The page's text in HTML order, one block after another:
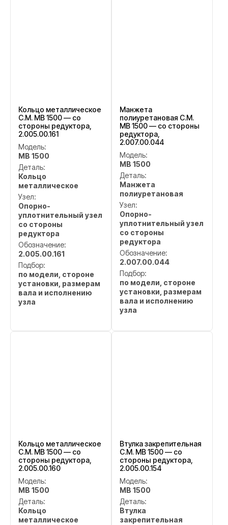
Кольцо металлическое
C.M. MB 1500 — со
стороны редуктора,
2.005.00.161
Модель:
MB 1500
Деталь:
Кольцо
металлическое
Узел:
Опорно-
уплотнительный узел
со стороны
редуктора
Обозначение:
2.005.00.161
Подбор:
по модели, стороне
установки, размерам
вала и исполнению
узла
Манжета
полиуретановая C.M.
MB 1500 — со стороны
редуктора,
2.007.00.044
Модель:
MB 1500
Деталь:
Манжета
полиуретановая
Узел:
Опорно-
уплотнительный узел
со стороны
редуктора
Обозначение:
2.007.00.044
Подбор:
по модели, стороне
установки, размерам
вала и исполнению
узла
Кольцо металлическое
C.M. MB 1500 — со
стороны редуктора,
2.005.00.160
Модель:
MB 1500
Деталь:
Кольцо
металлическое
Втулка закрепительная
C.M. MB 1500 — со
стороны редуктора,
2.005.00.154
Модель:
MB 1500
Деталь:
Втулка
закрепительная